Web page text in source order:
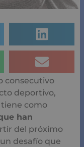
consecutivo
deportivo,
tiene como
han
del próximo
desafío que